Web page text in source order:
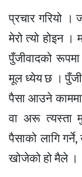
प्रचार गरियो ।
मेरो त्यो होइन ।
पुँजीवादको
मूल ध्येय छ ।
पैसा आउने
वा अरू त्यस्ता
पैसाको लागि
खोजेको हो मैले ।